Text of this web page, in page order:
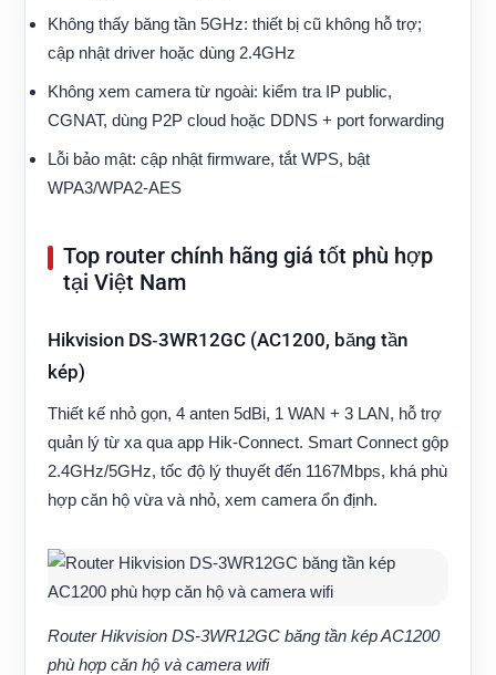
Không thấy băng tần 5GHz: thiết bị cũ không hỗ trợ;
cập nhật driver hoặc dùng 2.4GHz
Không xem camera từ ngoài: kiểm tra IP public,
CGNAT, dùng P2P cloud hoặc DDNS + port forwarding
Lỗi bảo mật: cập nhật firmware, tắt WPS, bật
WPA3/WPA2‑AES
Top router chính hãng giá tốt phù hợp
tại Việt Nam
Hikvision DS‑3WR12GC (AC1200, băng tần
kép)
Thiết kế nhỏ gọn, 4 anten 5dBi, 1 WAN + 3 LAN, hỗ trợ
quản lý từ xa qua app Hik‑Connect. Smart Connect gộp
2.4GHz/5GHz, tốc độ lý thuyết đến 1167Mbps, khá phù
hợp căn hộ vừa và nhỏ, xem camera ổn định.
Router Hikvision DS-3WR12GC băng tần kép AC1200
phù hợp căn hộ và camera wifi